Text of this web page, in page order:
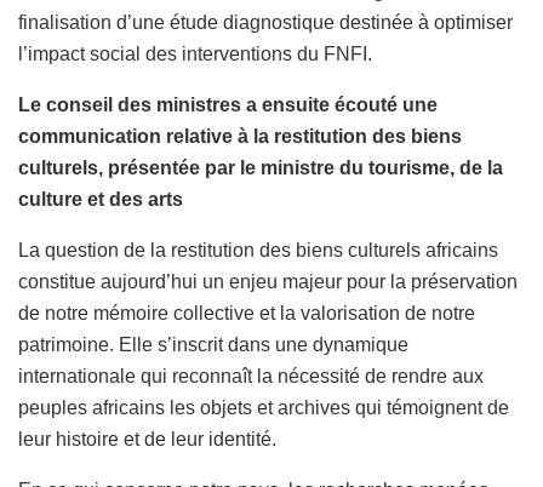
finalisation d’une étude diagnostique destinée à optimiser
l’impact social des interventions du FNFI.
Le conseil des ministres a ensuite écouté une
communication relative à la restitution des biens
culturels, présentée par le ministre du tourisme, de la
culture et des arts
La question de la restitution des biens culturels africains
constitue aujourd’hui un enjeu majeur pour la préservation
de notre mémoire collective et la valorisation de notre
patrimoine. Elle s’inscrit dans une dynamique
internationale qui reconnaît la nécessité de rendre aux
peuples africains les objets et archives qui témoignent de
leur histoire et de leur identité.